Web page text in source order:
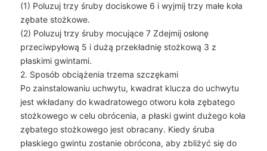
(1) Poluzuj trzy śruby dociskowe 6 i wyjmij trzy małe koła
zębate stożkowe.
(2) Poluzuj trzy śruby mocujące 7 Zdejmij osłonę
przeciwpyłową 5 i dużą przekładnię stożkową 3 z
płaskimi gwintami.
2. Sposób obciążenia trzema szczękami
Po zainstalowaniu uchwytu, kwadrat klucza do uchwytu
jest wkładany do kwadratowego otworu koła zębatego
stożkowego w celu obrócenia, a płaski gwint dużego koła
zębatego stożkowego jest obracany. Kiedy śruba
płaskiego gwintu zostanie obrócona, aby zbliżyć się do